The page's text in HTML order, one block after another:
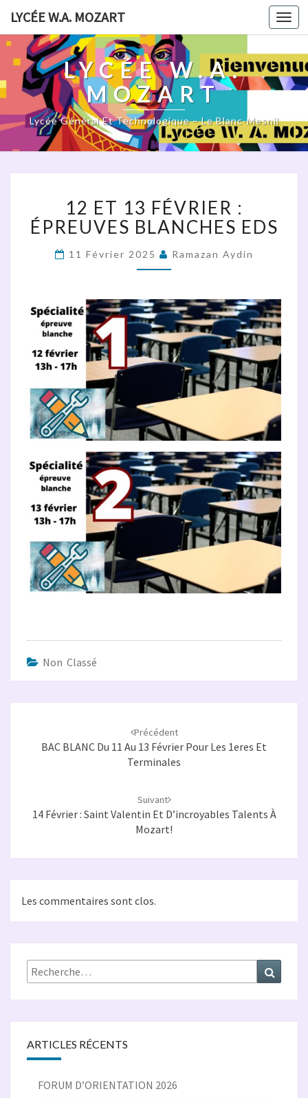
LYCÉE W.A. MOZART
LYCÉE W.A.
MOZART
Lycée Général Et Technologique – Le Blanc-Mesnil
ET
13
FÉVRIER
:
ÉPREUVES
EDS
12 ET 13 FÉVRIER :
ÉPREUVES BLANCHES EDS
11 Février 2025 Ramazan Aydin
Non Classé
Précédent
BAC BLANC Du 11 Au 13 Février Pour Les 1eres Et
Terminales
Suivant
14 Février : Saint Valentin Et D’incroyables Talents À
Mozart!
Les commentaires sont clos.
Rechercher :
ARTICLES RÉCENTS
FORUM D’ORIENTATION 2026